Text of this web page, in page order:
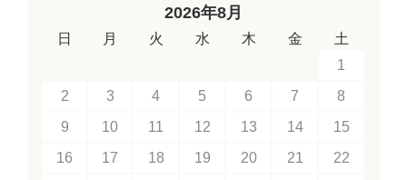
2026年8月
日 月 火 水 木 金
土
1
2
3 4 5 6 7
8
9
10 11 12 13 14
15
16
17 18 19 20 21
22